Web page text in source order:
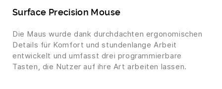
Surface Precision Mouse
Die Maus wurde dank durchdachten ergonomischen
Details für Komfort und stundenlange Arbeit
entwickelt und umfasst drei programmierbare
Tasten, die Nutzer auf ihre Art arbeiten lassen.